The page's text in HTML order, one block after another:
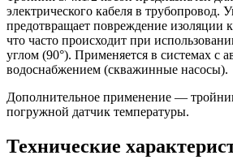
электрического кабеля в трубопровод.
предотвращает повреждение изоляции
что часто происходит при
углом (90°). Применяется в системах с
водоснабжением (скважинные насосы).
Дополнительное применение —
погружной датчик температуры.
Технические